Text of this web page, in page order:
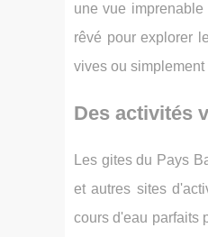
une vue
rêvé pour explorer
vives ou
Des activités
Les gites du Pays
et autres sites
cours d'eau parfaits